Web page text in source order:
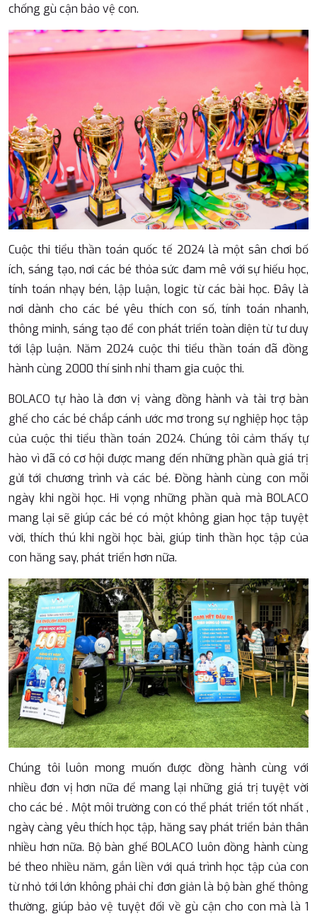
chống gù cận bảo vệ con.
Cuộc thi tiểu thần toán quốc tế 2024 là một sân chơi bố
ích, sáng tạo, nơi các bé thỏa sức đam mê với sự hiếu học,
tính toán nhạy bén, lập luận, logic từ các bài học. Đây là
nơi dành cho các bé yêu thích con số, tính toán nhanh,
thông minh, sáng tạo để con phát triển toàn diện từ tư duy
tới lập luận. Năm 2024 cuộc thi tiểu thần toán đã đồng
hành cùng 2000 thí sinh nhỉ tham gia cuộc thi.
BOLACO tự hào là đơn vị vàng đồng hành và tài trợ bàn
ghế cho các bé chắp cánh ước mơ trong sự nghiệp học tập
của cuộc thi tiểu thần toán 2024. Chúng tôi cảm thấy tự
hào vì đã có cơ hội được mang đến những phần quà giá trị
gửi tới chương trình và các bé. Đồng hành cùng con mỗi
ngày khi ngồi học. Hi vọng những phần quà mà BOLACO
mang lại sẽ giúp các bé có một không gian học tập tuyệt
vời, thích thú khi ngồi học bài, giúp tinh thần học tập của
con hăng say, phát triển hơn nữa.
Chúng tôi luôn mong muốn được đồng hành cùng với
nhiều đơn vị hơn nữa để mang lại những giá trị tuyệt vời
cho các bé . Một môi trường con có thể phát triển tốt nhất ,
ngày càng yêu thích học tập, hăng say phát triển bản thân
nhiều hơn nữa. Bộ bàn ghế BOLACO luôn đồng hành cùng
bé theo nhiều năm, gắn liền với quá trình học tập của con
từ nhỏ tới lớn không phải chỉ đơn giản là bộ bàn ghế thông
thường, giúp bảo vệ tuyệt đối về gù cận cho con mà là 1